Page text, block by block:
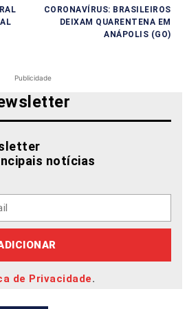
CORONAVÍRUS: BRASILEIROS
DEIXAM QUARENTENA EM
ANÁPOLIS (GO)
Publicidade
notícias
de Privacidade.